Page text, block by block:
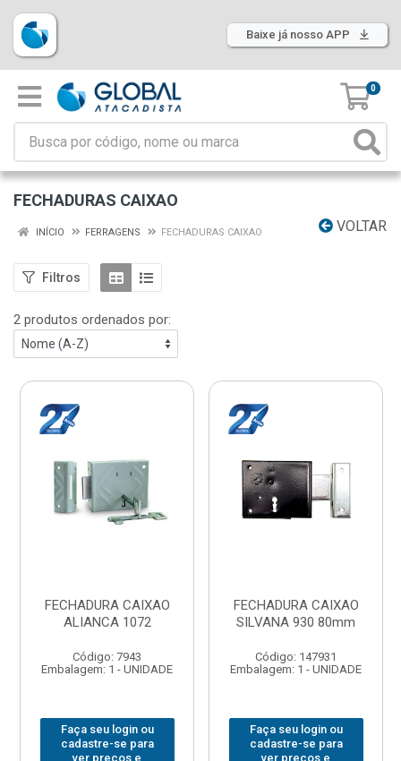
Baixe já nosso APP
0
FECHADURAS CAIXAO
VOLTAR
INÍCIO FERRAGENS FECHADURAS CAIXAO
Filtros
2 produtos ordenados por:
FECHADURA CAIXAO
ALIANCA 1072
Código: 7943
Embalagem: 1 - UNIDADE
Faça seu login ou
cadastre-se para
ver preços e
FECHADURA CAIXAO
SILVANA 930 80mm
Código: 147931
Embalagem: 1 - UNIDADE
Faça seu login ou
cadastre-se para
ver preços e